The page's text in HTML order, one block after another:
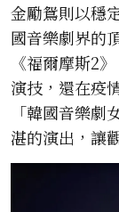
金勵鴛則以穩
國音樂劇界的
《福爾摩斯2
演技，還在疫
「韓國音樂
湛的演出，讓